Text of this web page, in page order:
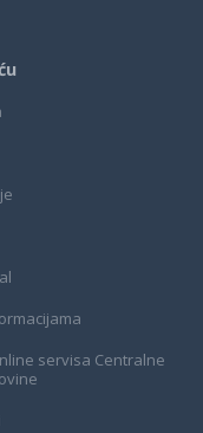
servisa Centralne